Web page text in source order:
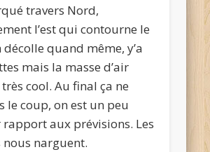
travers Nord,
l’est qui contourne le
quand même, y’a
mais la masse d’air
très cool. Au final ça ne
le coup, on est un peu
aux prévisions. Les
narguent.